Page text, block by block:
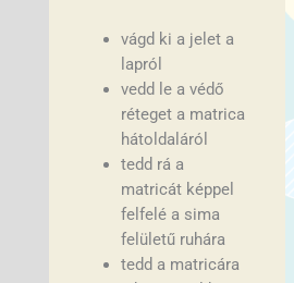
vágd ki a jelet a
lapról
vedd le a védő
réteget a matrica
hátoldaláról
tedd rá a
matricát képpel
felfelé a sima
felületű ruhára
tedd a matricára